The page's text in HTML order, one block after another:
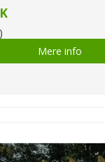
Mere info